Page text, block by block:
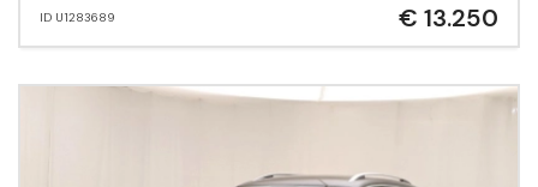
ID U1283689 € 13.250